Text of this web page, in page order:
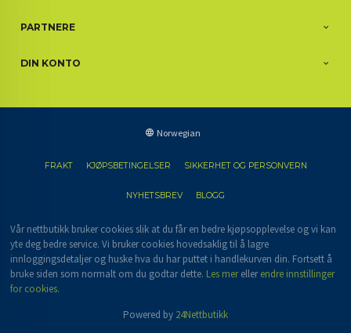
PARTNERE
DIN KONTO
Norwegian
FRAKT KJØPSBETINGELSER SIKKERHET OG PERSONVERN
NYHETSBREV BLOGG
Vår nettbutikk bruker cookies slik at du får en bedre kjøpsopplevelse og vi kan
yte deg bedre service. Vi bruker cookies hovedsaklig til å lagre
innloggingsdetaljer og huske hva du har puttet i handlekurven din. Fortsett å
bruke siden som normalt om du godtar dette. Les merellerendre innstillinger
for cookies.
Powered by 24Nettbutikk